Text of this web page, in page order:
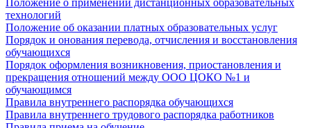
Положение о применении дистанционных образовательных
технологий
Положение об оказании платных образовательных услуг
Порядок и онования перевода, отчисления и восстановления
обучающихся
Порядок оформления возникновения, приостановления и
прекращения отношений между ООО ЦОКО №1 и
обучающимся
Правила внутреннего распорядка обучающихся
Правила внутреннего трудового распорядка работников